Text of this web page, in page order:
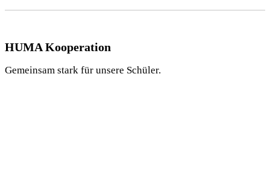
HUMA Kooperation
Gemeinsam stark für unsere Schüler.